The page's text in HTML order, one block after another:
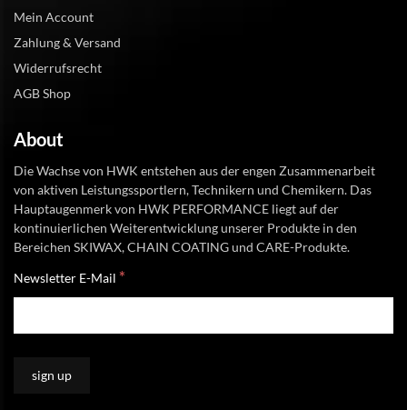
Mein Account
Zahlung & Versand
Widerrufsrecht
AGB Shop
About
Die Wachse von HWK entstehen aus der engen Zusammenarbeit
von aktiven Leistungssportlern, Technikern und Chemikern. Das
Hauptaugenmerk von HWK PERFORMANCE liegt auf der
kontinuierlichen Weiterentwicklung unserer Produkte in den
Bereichen SKIWAX, CHAIN COATING und CARE-Produkte.
Newsletter E-Mail *